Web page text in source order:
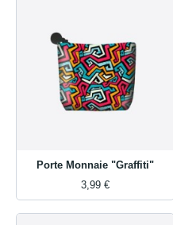
Porte Monnaie "Graffiti"
3,99 €